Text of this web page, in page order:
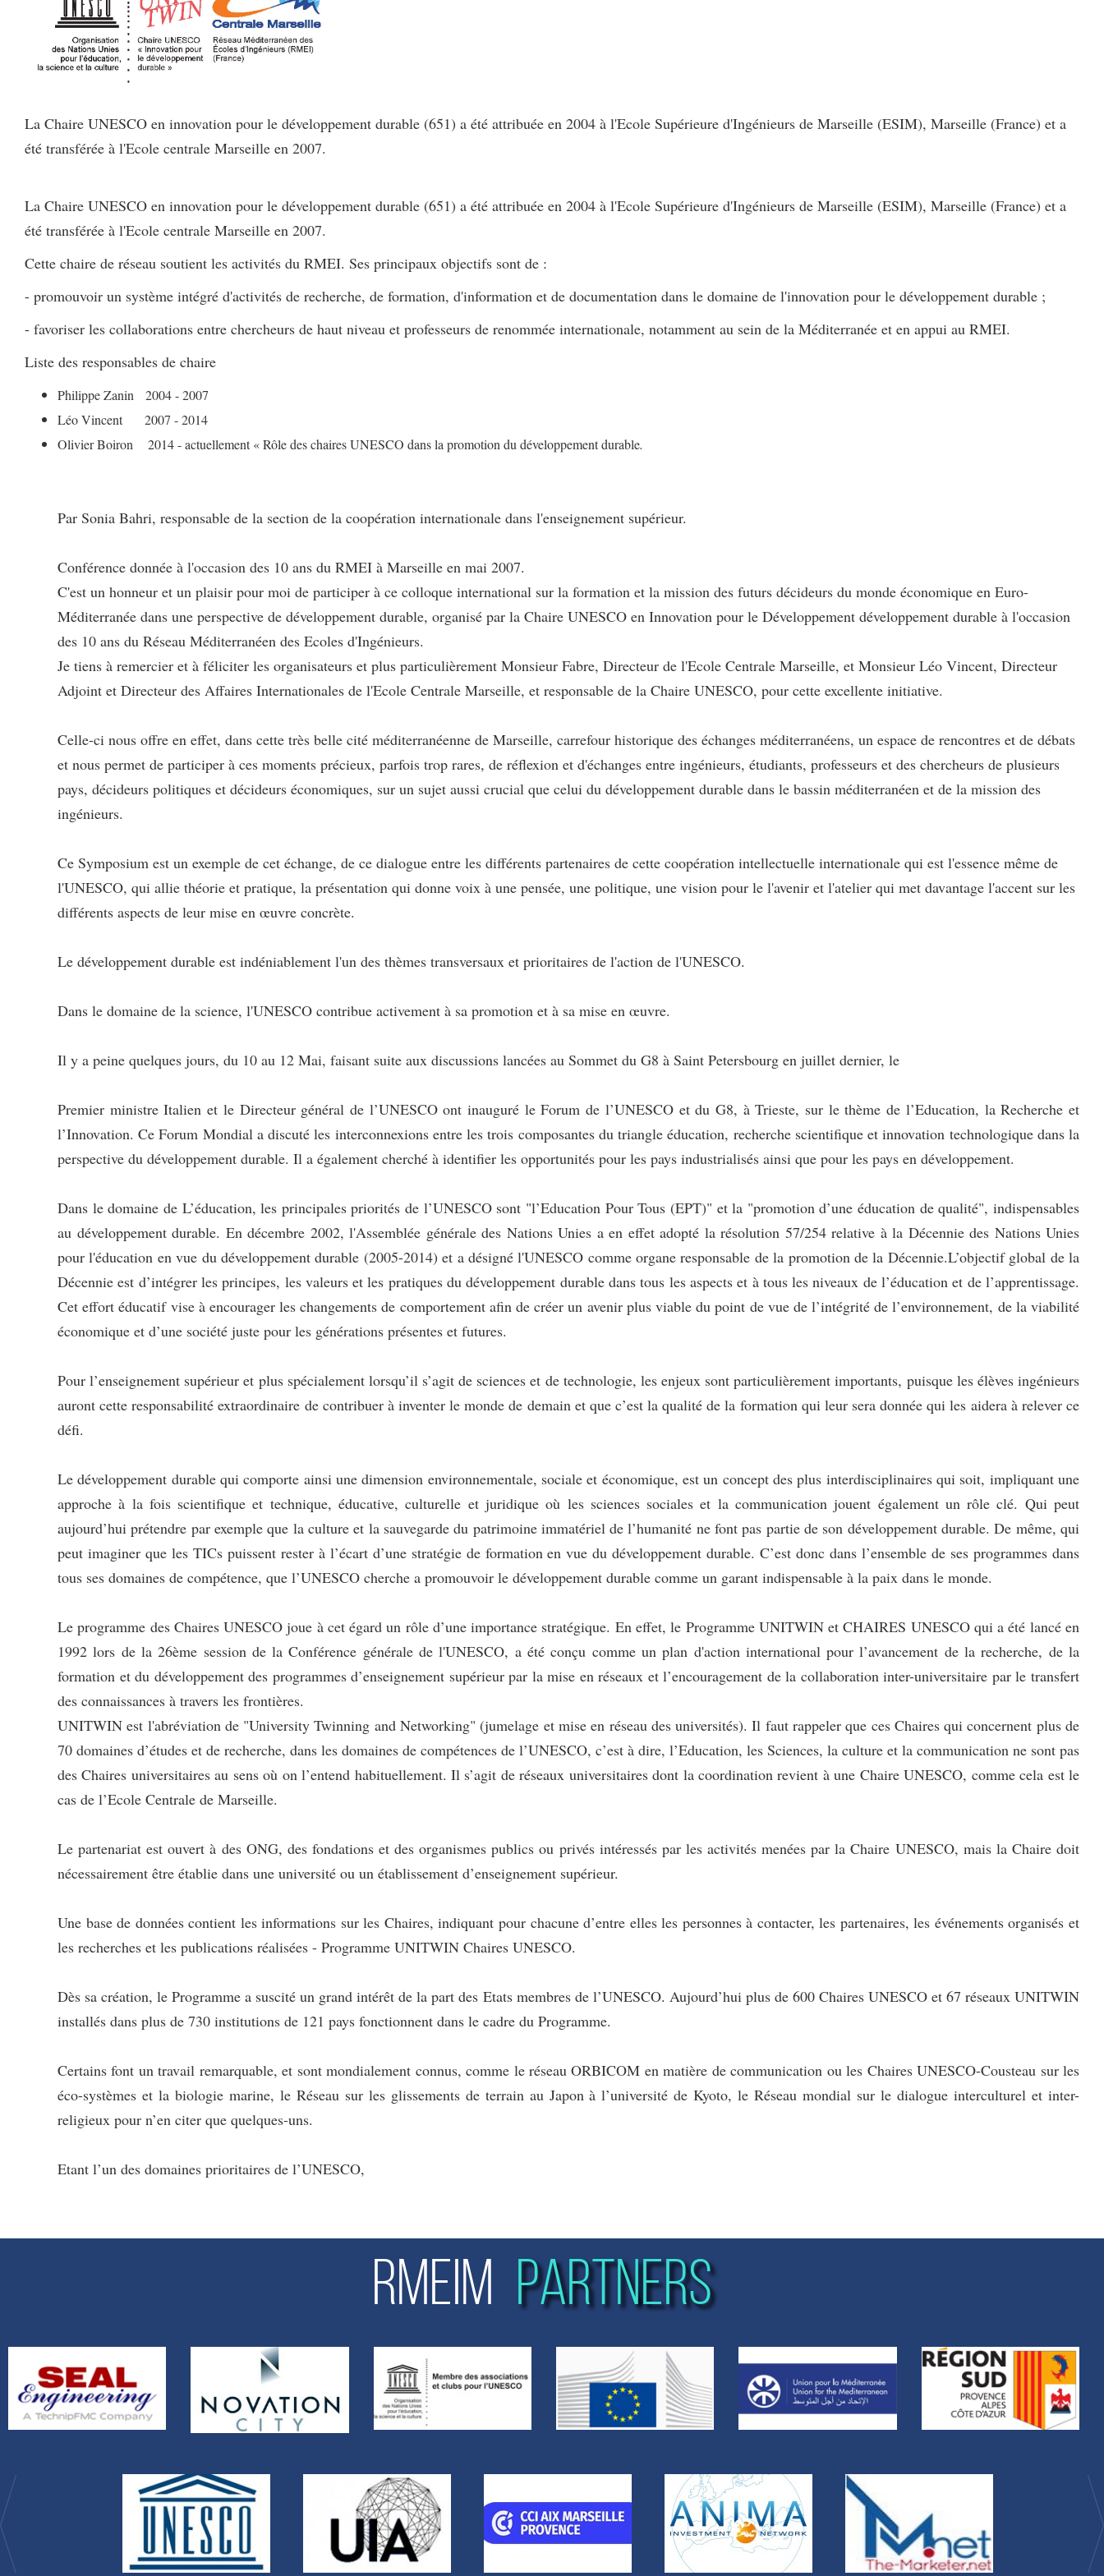
La Chaire UNESCO en innovation pour le développement durable (651) a été attribuée en 2004 à l'Ecole Supérieure d'Ingénieurs de Marseille (ESIM), Marseille (France) et a
été transférée à l'Ecole centrale Marseille en 2007.
La Chaire UNESCO en innovation pour le développement durable (651) a été attribuée en 2004 à l'Ecole Supérieure d'Ingénieurs de Marseille (ESIM), Marseille (France) et a
été transférée à l'Ecole centrale Marseille en 2007.
Cette chaire de réseau soutient les activités du RMEI. Ses principaux objectifs sont de :
- promouvoir un système intégré d'activités de recherche, de formation, d'information et de documentation dans le domaine de l'innovation pour le développement durable ;
- favoriser les collaborations entre chercheurs de haut niveau et professeurs de renommée internationale, notamment au sein de la Méditerranée et en appui au RMEI.
Liste des responsables de chaire
Philippe Zanin 2004 - 2007
Léo Vincent 2007 - 2014
Olivier Boiron 2014 - actuellement « Rôle des chaires UNESCO dans la promotion du développement durable.
Par Sonia Bahri, responsable de la section de la coopération internationale dans l'enseignement supérieur.
Conférence donnée à l'occasion des 10 ans du RMEI à Marseille en mai 2007.
C'est un honneur et un plaisir pour moi de participer à ce colloque international sur la formation et la mission des futurs décideurs du monde économique en Euro-
Méditerranée dans une perspective de développement durable, organisé par la Chaire UNESCO en Innovation pour le Développement développement durable à l'occasion
des 10 ans du Réseau Méditerranéen des Ecoles d'Ingénieurs.
Je tiens à remercier et à féliciter les organisateurs et plus particulièrement Monsieur Fabre, Directeur de l'Ecole Centrale Marseille, et Monsieur Léo Vincent, Directeur
Adjoint et Directeur des Affaires Internationales de l'Ecole Centrale Marseille, et responsable de la Chaire UNESCO, pour cette excellente initiative.
Celle-ci nous offre en effet, dans cette très belle cité méditerranéenne de Marseille, carrefour historique des échanges méditerranéens, un espace de rencontres et de débats
et nous permet de participer à ces moments précieux, parfois trop rares, de réflexion et d'échanges entre ingénieurs, étudiants, professeurs et des chercheurs de plusieurs
pays, décideurs politiques et décideurs économiques, sur un sujet aussi crucial que celui du développement durable dans le bassin méditerranéen et de la mission des
ingénieurs.
Ce Symposium est un exemple de cet échange, de ce dialogue entre les différents partenaires de cette coopération intellectuelle internationale qui est l'essence même de
l'UNESCO, qui allie théorie et pratique, la présentation qui donne voix à une pensée, une politique, une vision pour le l'avenir et l'atelier qui met davantage l'accent sur les
différents aspects de leur mise en œuvre concrète.
Le développement durable est indéniablement l'un des thèmes transversaux et prioritaires de l'action de l'UNESCO.
Dans le domaine de la science, l'UNESCO contribue activement à sa promotion et à sa mise en œuvre.
Il y a peine quelques jours, du 10 au 12 Mai, faisant suite aux discussions lancées au Sommet du G8 à Saint Petersbourg en juillet dernier, le
Premier ministre Italien et le Directeur général de l’UNESCO ont inauguré le Forum de l’UNESCO et du G8, à Trieste, sur le thème de l’Education, la Recherche et
l’Innovation. Ce Forum Mondial a discuté les interconnexions entre les trois composantes du triangle éducation, recherche scientifique et innovation technologique dans la
perspective du développement durable. Il a également cherché à identifier les opportunités pour les pays industrialisés ainsi que pour les pays en développement.
Dans le domaine de L’éducation, les principales priorités de l’UNESCO sont "l’Education Pour Tous (EPT)" et la "promotion d’une éducation de qualité", indispensables
au développement durable. En décembre 2002, l'Assemblée générale des Nations Unies a en effet adopté la résolution 57/254 relative à la Décennie des Nations Unies
pour l'éducation en vue du développement durable (2005-2014) et a désigné l'UNESCO comme organe responsable de la promotion de la Décennie.L’objectif global de la
Décennie est d’intégrer les principes, les valeurs et les pratiques du développement durable dans tous les aspects et à tous les niveaux de l’éducation et de l’apprentissage.
Cet effort éducatif vise à encourager les changements de comportement afin de créer un avenir plus viable du point de vue de l’intégrité de l’environnement, de la viabilité
économique et d’une société juste pour les générations présentes et futures.
Pour l’enseignement supérieur et plus spécialement lorsqu’il s’agit de sciences et de technologie, les enjeux sont particulièrement importants, puisque les élèves ingénieurs
auront cette responsabilité extraordinaire de contribuer à inventer le monde de demain et que c’est la qualité de la formation qui leur sera donnée qui les aidera à relever ce
défi.
Le développement durable qui comporte ainsi une dimension environnementale, sociale et économique, est un concept des plus interdisciplinaires qui soit, impliquant une
approche à la fois scientifique et technique, éducative, culturelle et juridique où les sciences sociales et la communication jouent également un rôle clé. Qui peut
aujourd’hui prétendre par exemple que la culture et la sauvegarde du patrimoine immatériel de l’humanité ne font pas partie de son développement durable. De même, qui
peut imaginer que les TICs puissent rester à l’écart d’une stratégie de formation en vue du développement durable. C’est donc dans l’ensemble de ses programmes dans
tous ses domaines de compétence, que l’UNESCO cherche a promouvoir le développement durable comme un garant indispensable à la paix dans le monde.
Le programme des Chaires UNESCO joue à cet égard un rôle d’une importance stratégique. En effet, le Programme UNITWIN et CHAIRES UNESCO qui a été lancé en
1992 lors de la 26ème session de la Conférence générale de l'UNESCO, a été conçu comme un plan d'action international pour l’avancement de la recherche, de la
formation et du développement des programmes d’enseignement supérieur par la mise en réseaux et l’encouragement de la collaboration inter-universitaire par le transfert
des connaissances à travers les frontières.
UNITWIN est l'abréviation de "University Twinning and Networking" (jumelage et mise en réseau des universités). Il faut rappeler que ces Chaires qui concernent plus de
70 domaines d’études et de recherche, dans les domaines de compétences de l’UNESCO, c’est à dire, l’Education, les Sciences, la culture et la communication ne sont pas
des Chaires universitaires au sens où on l’entend habituellement. Il s’agit de réseaux universitaires dont la coordination revient à une Chaire UNESCO, comme cela est le
cas de l’Ecole Centrale de Marseille.
Le partenariat est ouvert à des ONG, des fondations et des organismes publics ou privés intéressés par les activités menées par la Chaire UNESCO, mais la Chaire doit
nécessairement être établie dans une université ou un établissement d’enseignement supérieur.
Une base de données contient les informations sur les Chaires, indiquant pour chacune d’entre elles les personnes à contacter, les partenaires, les événements organisés et
les recherches et les publications réalisées - Programme UNITWIN Chaires UNESCO.
Dès sa création, le Programme a suscité un grand intérêt de la part des Etats membres de l’UNESCO. Aujourd’hui plus de 600 Chaires UNESCO et 67 réseaux UNITWIN
installés dans plus de 730 institutions de 121 pays fonctionnent dans le cadre du Programme.
Certains font un travail remarquable, et sont mondialement connus, comme le réseau ORBICOM en matière de communication ou les Chaires UNESCO-Cousteau sur les
éco-systèmes et la biologie marine, le Réseau sur les glissements de terrain au Japon à l’université de Kyoto, le Réseau mondial sur le dialogue interculturel et inter-
religieux pour n’en citer que quelques-uns.
Etant l’un des domaines prioritaires de l’UNESCO,
RMEIM PARTNERS